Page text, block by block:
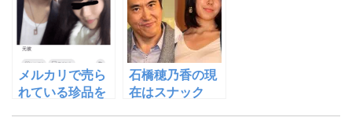
メルカリで売ら
れている珍品を
石橋穂乃香の現
在はスナック